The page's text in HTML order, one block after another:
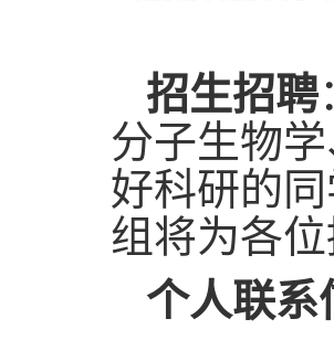
招生招聘
分子生物
好科研的
组将为各
个人联系